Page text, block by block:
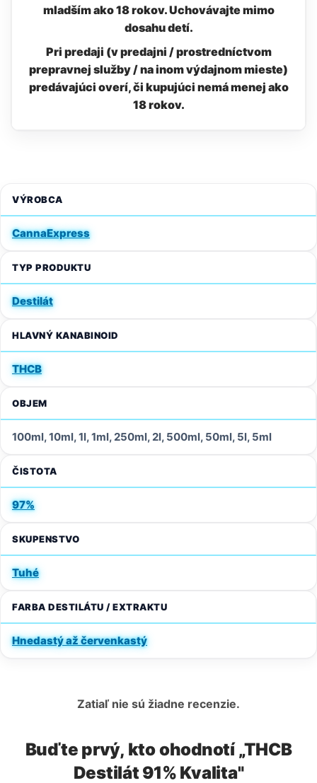
mladším ako 18 rokov. Uchovávajte mimo
dosahu detí.
Pri predaji (v predajni / prostredníctvom
prepravnej služby / na inom výdajnom mieste)
predávajúci overí, či kupujúci nemá menej ako
18 rokov.
VÝROBCA
CannaExpress
TYP PRODUKTU
Destilát
HLAVNÝ KANABINOID
THCB
OBJEM
100ml, 10ml, 1l, 1ml, 250ml, 2l, 500ml, 50ml, 5l, 5ml
ČISTOTA
97%
SKUPENSTVO
Tuhé
FARBA DESTILÁTU / EXTRAKTU
Hnedastý až červenkastý
Zatiaľ nie sú žiadne recenzie.
Buďte prvý, kto ohodnotí „THCB
Destilát 91% Kvalita"